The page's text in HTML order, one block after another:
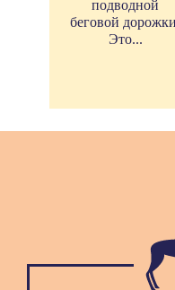
подводной
беговой
Это...